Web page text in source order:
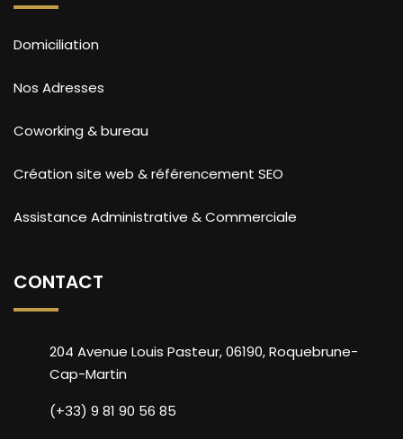
Domiciliation
Nos Adresses
Coworking & bureau
Création site web & référencement SEO
Assistance Administrative & Commerciale
CONTACT
204 Avenue Louis Pasteur, 06190, Roquebrune-
Cap-Martin
(+33) 9 81 90 56 85